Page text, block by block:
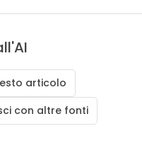
articolo
con altre fonti